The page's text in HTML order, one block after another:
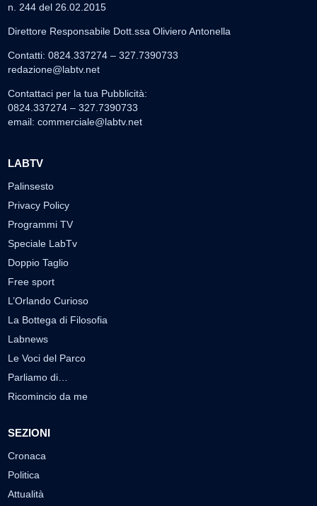
n. 244 del 26.02.2015
Direttore Responsabile Dott.ssa Oliviero Antonella
Contatti: 0824.337274 – 327.7390733
redazione@labtv.net
Contattaci per la tua Pubblicità:
0824.337274 – 327.7390733
email: commerciale@labtv.net
LABTV
Palinsesto
Privacy Policy
Programmi TV
Speciale LabTv
Doppio Taglio
Free sport
L’Orlando Curioso
La Bottega di Filosofia
Labnews
Le Voci del Parco
Parliamo di…
Ricomincio da me
SEZIONI
Cronaca
Politica
Attualità